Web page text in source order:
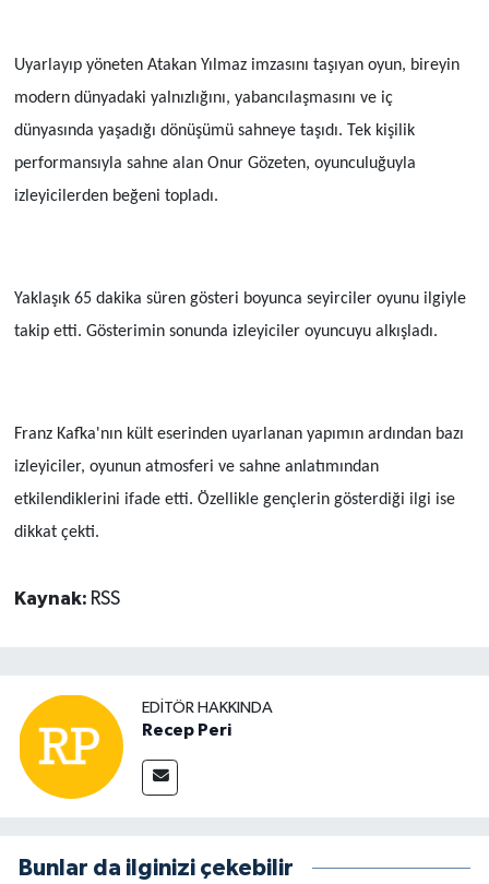
Uyarlayıp yöneten Atakan Yılmaz imzasını taşıyan oyun, bireyin
modern dünyadaki yalnızlığını, yabancılaşmasını ve iç
dünyasında yaşadığı dönüşümü sahneye taşıdı. Tek kişilik
performansıyla sahne alan Onur Gözeten, oyunculuğuyla
izleyicilerden beğeni topladı.
Yaklaşık 65 dakika süren gösteri boyunca seyirciler oyunu ilgiyle
takip etti. Gösterimin sonunda izleyiciler oyuncuyu alkışladı.
Franz Kafka'nın kült eserinden uyarlanan yapımın ardından bazı
izleyiciler, oyunun atmosferi ve sahne anlatımından
etkilendiklerini ifade etti. Özellikle gençlerin gösterdiği ilgi ise
dikkat çekti.
Kaynak: RSS
EDITÖR HAKKINDA
Recep Peri
Bunlar da ilginizi çekebilir